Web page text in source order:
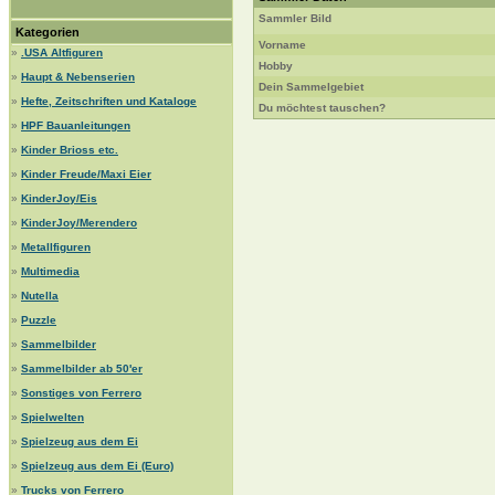
Kategorien
»
.USA Altfiguren
» Haupt & Nebenserien
» Hefte, Zeitschriften und Kataloge
» HPF Bauanleitungen
» Kinder Brioss etc.
» Kinder Freude/Maxi Eier
» KinderJoy/Eis
» KinderJoy/Merendero
» Metallfiguren
» Multimedia
» Nutella
» Puzzle
» Sammelbilder
» Sammelbilder ab 50'er
» Sonstiges von Ferrero
» Spielwelten
» Spielzeug aus dem Ei
» Spielzeug aus dem Ei (Euro)
» Trucks von Ferrero
Sammler Bild
Vorname
Hobby
Dein Sammelgebiet
Du möchtest tauschen?